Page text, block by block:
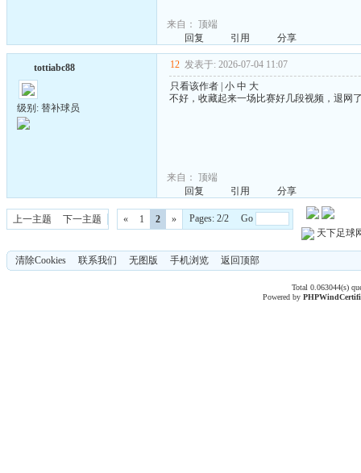
来自： 顶端
回复
引用 分享
tottiabc88
级别: 替补球员
12 发表于: 2026-07-04 11:07
只看该作者 小 中 大
不好，收藏起来一场比赛好几段视频，退网
来自： 顶端
回复
引用 分享
上一主题 下一主题 « 1 2 »
Pages: 2/2 Go
天下足球
清除Cookies 联系我们 无图版 手机浏览 返回顶部
Total 0.063044(s)
Powered byPHPWind